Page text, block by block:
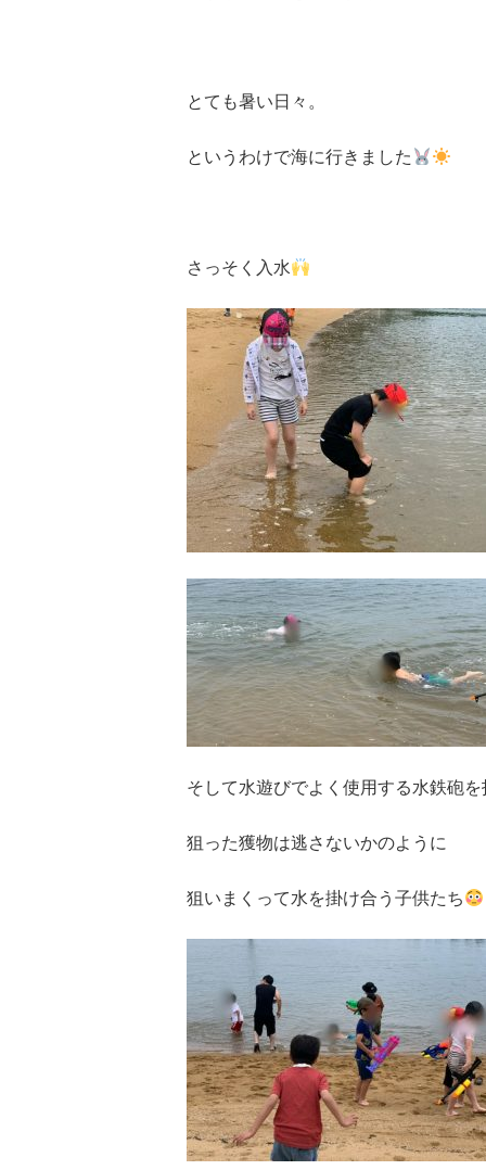
とても暑い日々。
というわけで海に行きました
さっそく入水
そして水遊びでよく使用する水鉄砲
狙った獲物は逃さないかのように
狙いまくって水を掛け合う子供たち